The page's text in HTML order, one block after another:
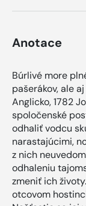
Anotace
Búrlivé more
pašerákov, ale
Anglicko, 1782
spoločenské
odhaliť vodcu
narastajúcimi,
z nich
odhaleniu
zmeniť ich
otcovom